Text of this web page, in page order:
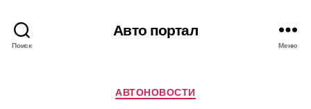
Поиск
Авто портал
Меню
Рубрики
АВТОНОВОСТИ